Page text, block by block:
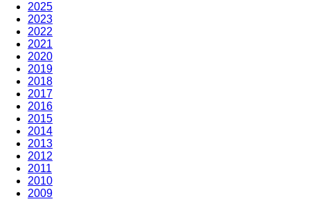
2025
2023
2022
2021
2020
2019
2018
2017
2016
2015
2014
2013
2012
2011
2010
2009